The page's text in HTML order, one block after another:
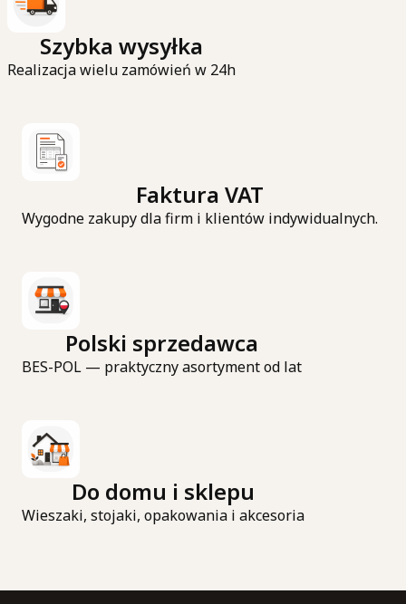
Szybka wysyłka
Realizacja wielu zamówień w 24h
Faktura VAT
Wygodne zakupy dla firm i klientów indywidualnych.
Polski sprzedawca
BES-POL — praktyczny asortyment od lat
Do domu i sklepu
Wieszaki, stojaki, opakowania i akcesoria